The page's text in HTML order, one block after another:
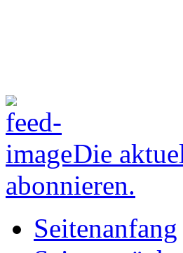
Die
abonnieren.
Seitenanfang